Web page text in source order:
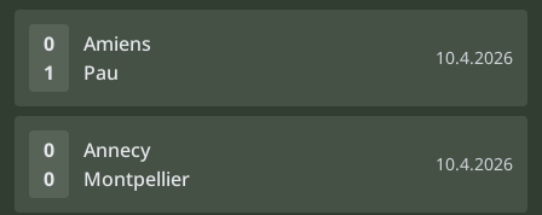
0
1
Amiens
Pau
10.4.2026
0
0
Annecy
Montpellier
10.4.2026